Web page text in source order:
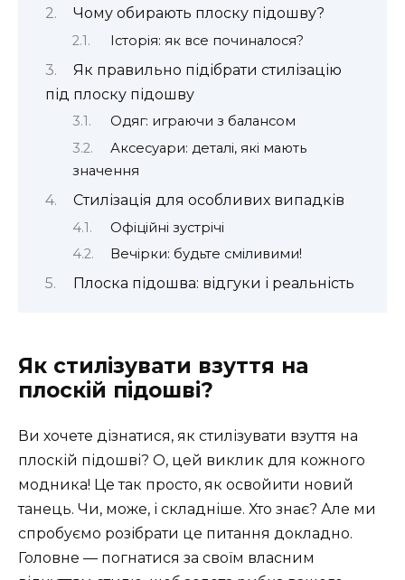
Чому обирають плоску підошву?
Історія: як все починалося?
Як правильно підібрати стилізацію
під плоску підошву
Одяг: играючи з балансом
Аксесуари: деталі, які мають
значення
Стилізація для особливих випадків
Офіційні зустрічі
Вечірки: будьте сміливими!
Плоска підошва: відгуки і реальність
Як стилізувати взуття на
плоскій підошві?
Ви хочете дізнатися, як стилізувати взуття на
плоскій підошві? О, цей виклик для кожного
модника! Це так просто, як освойити новий
танець. Чи, може, і складніше. Хто знає? Але ми
спробуємо розібрати це питання докладно.
Головне — погнатися за своїм власним